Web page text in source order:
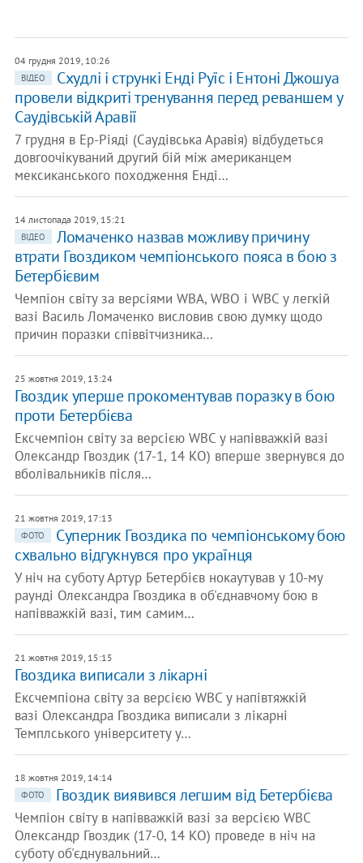
04 грудня 2019, 10:26
ВІДЕО
Схудлі і стрункі Енді Руїс і Ентоні Джошуа
провели відкриті тренування перед реваншем у
Саудівській Аравії
7 грудня в Ер-Ріяді (Саудівська Аравія) відбудеться
довгоочікуваний другий бій між американцем
мексиканського походження Енді…
14 листопада 2019, 15:21
ВІДЕО
Ломаченко назвав можливу причину
втрати Гвоздиком чемпіонського пояса в бою з
Бетербієвим
Чемпіон світу за версіями WBA, WBO і WBC у легкій
вазі Василь Ломаченко висловив свою думку щодо
причин поразки співвітчизника…
25 жовтня 2019, 13:24
Гвоздик уперше прокоментував поразку в бою
проти Бетербієва
Ексчемпіон світу за версією WBC у напівважкій вазі
Олександр Гвоздик (17-1, 14 КО) вперше звернувся до
вболівальників після…
21 жовтня 2019, 17:13
ФОТО
Суперник Гвоздика по чемпіонському бою
схвально відгукнувся про українця
У ніч на суботу Артур Бетербієв нокаутував у 10-му
раунді Олександра Гвоздика в об'єднавчому бою в
напівважкій вазі, тим самим…
21 жовтня 2019, 15:15
Гвоздика виписали з лікарні
Ексчемпіона світу за версією WBC у напівтяжкій
вазі Олександра Гвоздика виписали з лікарні
Темплського університету у…
18 жовтня 2019, 14:14
ФОТО Гвоздик виявився легшим від Бетербієва
Чемпіон світу в напівважкій вазі за версією WBC
Олександр Гвоздик (17-0, 14 КО) проведе в ніч на
суботу об'єднувальний…